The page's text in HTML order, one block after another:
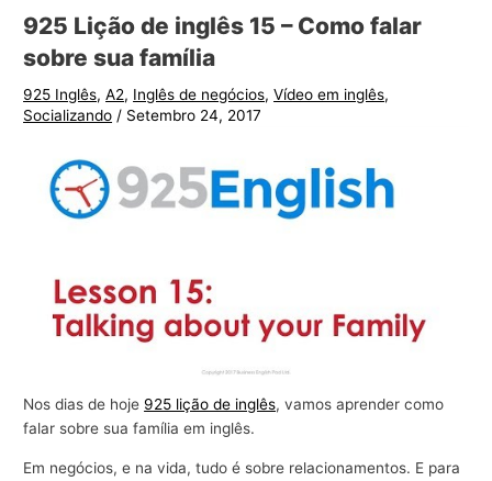
925 Lição de inglês 15 – Como falar
sobre sua família
925 Inglês,A2, Inglês de negócios,Vídeo em inglês,
Socializando / Setembro 24, 2017
Nos dias de hoje 925 lição de inglês, vamos aprender como
falar sobre sua família em inglês.
Em negócios, e na vida, tudo é sobre relacionamentos. E para
ê
s
p
a
s